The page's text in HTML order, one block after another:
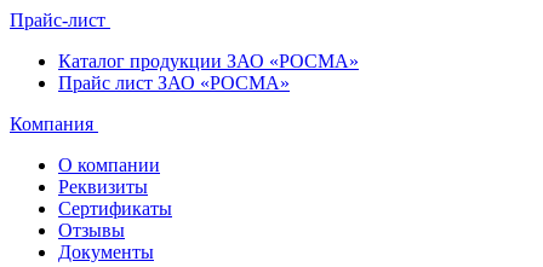
Прайс-лист
Каталог продукции ЗАО «РОСМА»
Прайс лист ЗАО «РОСМА»
Компания
О компании
Реквизиты
Сертификаты
Отзывы
Документы